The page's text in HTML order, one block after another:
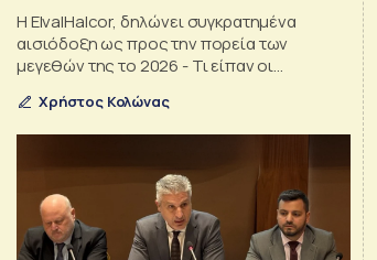
Η ElvalHalcor, δηλώνει συγκρατημένα
αισιόδοξη ως προς την πορεία των
μεγεθών της το 2026 - Τι είπαν οι
Θεσμικών Επενδυτών
Χρήστος Κολώνας